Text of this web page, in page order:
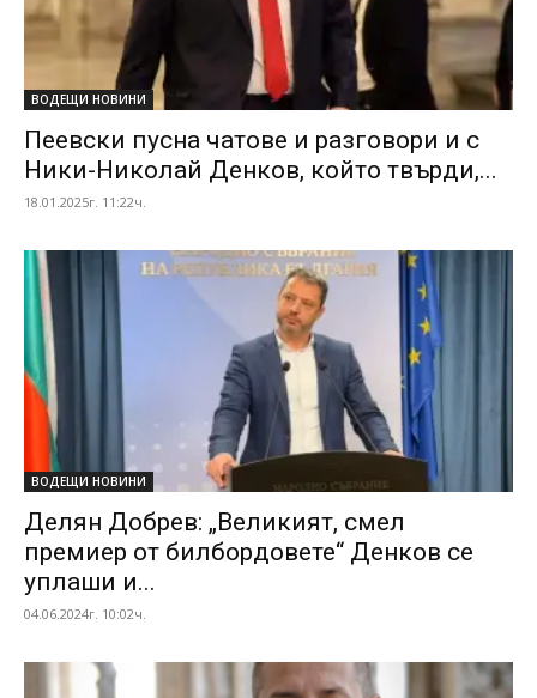
ВОДЕЩИ НОВИНИ
Пеевски пусна чатове и разговори и с
Ники-Николай Денков, който твърди,...
18.01.2025г. 11:22ч.
ВОДЕЩИ НОВИНИ
Делян Добрев: „Великият, смел
премиер от билбордовете“ Денков се
уплаши и...
04.06.2024г. 10:02ч.